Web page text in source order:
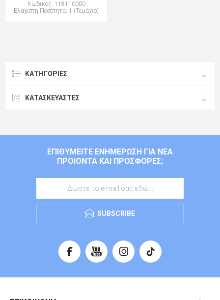
Κωδικός: 118110000
Ελάχιστη Ποσότητα: 1 (Τεμάχιο)
ΚΑΤΗΓΟΡΊΕΣ
ΚΑΤΑΣΚΕΥΑΣΤΈΣ
ΕΠΙΘΥΜΕΊΤΕ ΕΝΗΜΈΡΩΣΗ ΓΙΑ ΝΈΑ
ΠΡΟΙΌΝΤΑ ΚΑΙ ΠΡΟΣΦΟΡΈΣ;
SUBSCRIBE